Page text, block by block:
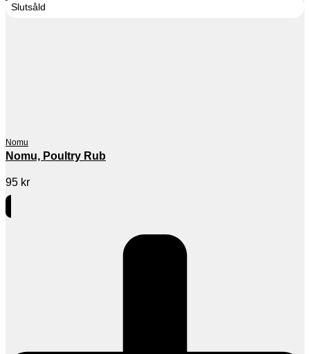
Slutsåld
Nomu
Nomu, Poultry Rub
95 kr